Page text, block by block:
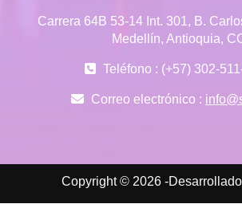
Carrera 64B 53-14 Int. 301, B.
Medellín, Antioquia,
Teléfono : (+57) 302-
Correo electrónico :
Copyright © 2026 -